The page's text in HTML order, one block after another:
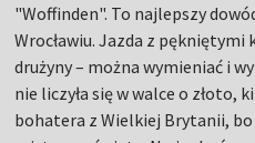
"Woffinden". To najlepszy
Wrocławiu. Jazda z
drużyny – można wymieniać i
nie liczyła się w walce o złoto,
bohatera z Wielkiej Brytanii,